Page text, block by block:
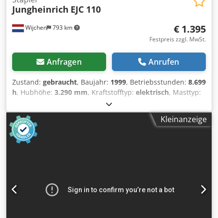
Wijchen 793 km
Jungheinrich EJC 110
€ 1.395
Festpreis zzgl. MwSt.
Anfragen Anrufen
Zustand: gebraucht, Baujahr: 1999, Betriebsstunden: 8.699
h, Hubhöhe: 3.290 mm, Kraftstofftyp: elektrisch, Masttyp:
1.150 mm
Gesamtlänge:1.820 mm, Gesamtbreite:800 mm, Farbe:
Gelb, Leergewicht: 970 kg Hubkapazität: 1.000 kg - Baujahr:
1999 - Dokumentation verfügbar: Ja - └ Typ
Dokumentation: Benutzerhandbuch - CE-Kennzeichnung
1000kg - Hubhöhe: 3290mm - Durchfahrtshöhe: 2040mm -
Gabelzinkenlänge: 1150mm - Gabelbreite: 560mm - Mast:
Kleinanzeige